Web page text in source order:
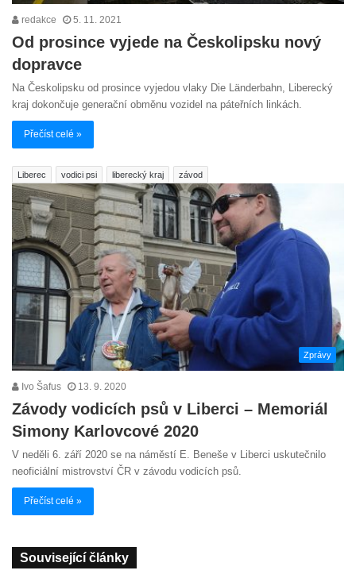
redakce 5. 11. 2021
Od prosince vyjede na Českolipsku nový
dopravce
Na Českolipsku od prosince vyjedou vlaky Die Länderbahn, Liberecký
kraj dokončuje generační obměnu vozidel na páteřních linkách.
Přečíst celé »
Liberec vodici psi liberecký kraj závod
Zprávy
Ivo Šafus 13. 9. 2020
Závody vodicích psů v Liberci – Memoriál
Simony Karlovcové 2020
V neděli 6. září 2020 se na náměstí E. Beneše v Liberci uskutečnilo
neoficiální mistrovství ČR v závodu vodicích psů.
Přečíst celé »
Související články